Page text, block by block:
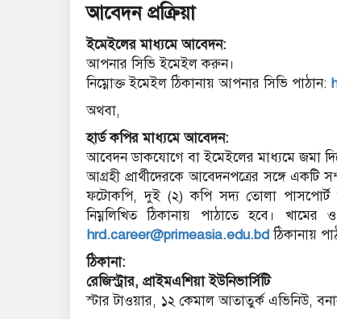
আবেদন প্রক্রিয়া
ইমেইলের মাধ্যমে আবেদন:
আপনার সিভি ইমেইল করুন।
নিম্নোক্ত ইমেইল ঠিকানায় আপনার সিভি পাঠান:
অথবা,
হার্ড কপির মাধ্যমে আবেদন:
আবেদন ডাকযোগে বা ইমেইলের মাধ্যমে জমা
আগ্রহী প্রার্থীদেরকে আবেদনপত্রের সঙ্গে একটি
ফটোকপি, দুই (২) কপি সদ্য তোলা পাসপোর্ট
নিম্নলিখিত ঠিকানায় পাঠাতে হবে।
hrd.career@primeasia.edu.bdঠিকানায়
ঠিকানা:
রেজিস্ট্রার, প্রাইমএশিয়া ইউনিভার্সিটি
স্টার টাওয়ার, ১২ কেমাল আতাতুর্ক এভিনিউ,